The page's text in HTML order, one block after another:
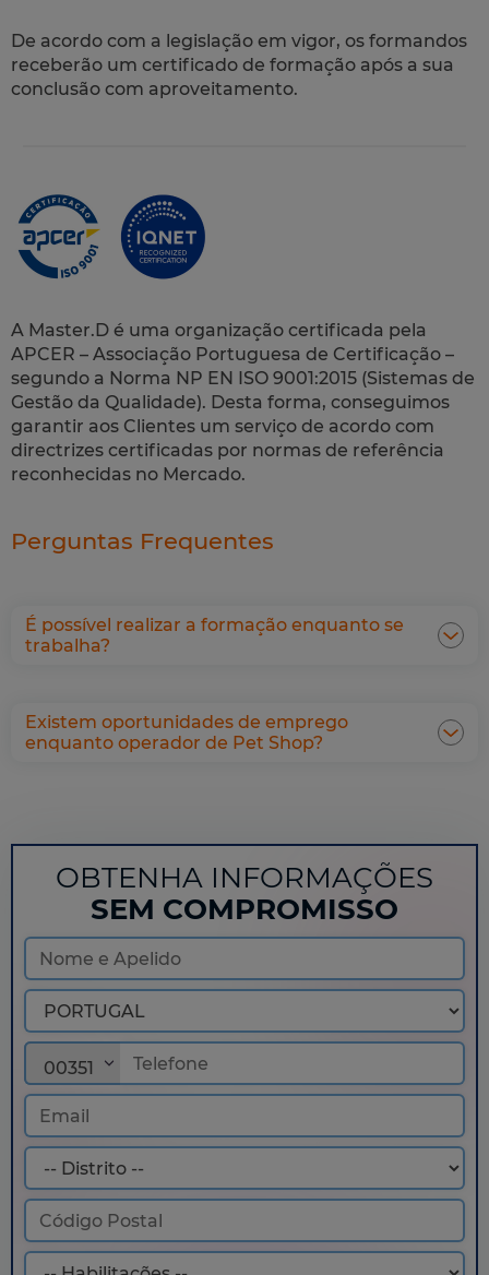
De acordo com a legislação em vigor, os formandos
receberão um certificado de formação após a sua
conclusão com aproveitamento.
A Master.D é uma organização certificada pela
APCER – Associação Portuguesa de Certificação –
segundo a Norma NP EN ISO 9001:2015 (Sistemas de
Gestão da Qualidade). Desta forma, conseguimos
garantir aos Clientes um serviço de acordo com
directrizes certificadas por normas de referência
reconhecidas no Mercado.
Perguntas Frequentes
É possível realizar a formação enquanto se
trabalha?
Existem oportunidades de emprego
enquanto operador de Pet Shop?
OBTENHA INFORMAÇÕES
SEM COMPROMISSO
00351